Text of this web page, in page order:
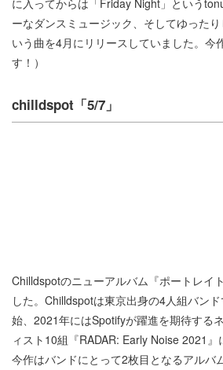
に入ってからは「Friday Night」という
ーなダンスミュージック、そしてゆった
いう曲を4月にリリースしていました。今
す！）
chilldspot「5/7」
Chilldspotのニューアルバム『ポートレイ
した。Chilldspotは東京出身の4人組バン
始、2021年にはSpotifyが躍進を期待する
ィスト10組『RADAR: Early Noise 2021』
今作はバンドにとって2枚目となるアルバ